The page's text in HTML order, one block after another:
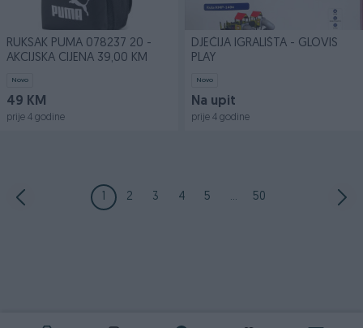
RUKSAK PUMA 078237 20 -
AKCIJSKA CIJENA 39,00 KM
Novo
49 KM
prije 4 godine
DJEČIJA IGRALIŠTA - GLOVIS
PLAY
Novo
Na upit
prije 4 godine
1 2 3 4 5 ... 50